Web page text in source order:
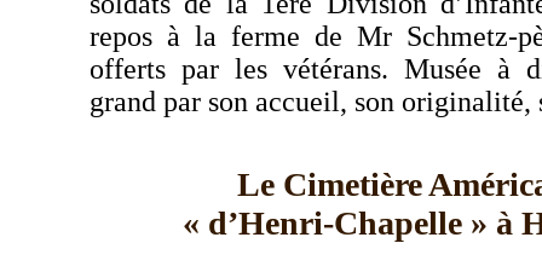
repos à la ferme de Mr Schmetz-
offerts par les vétérans. Musée à
grand par son accueil, son originalité,
Le Cimetière
« d’Henri-Chapelle » à